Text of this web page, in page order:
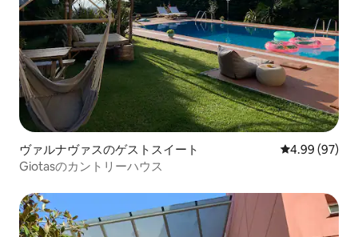
ヴァルナヴァスのゲストスイート レビュー97
4.99 (97)
Giotasのカントリーハウス